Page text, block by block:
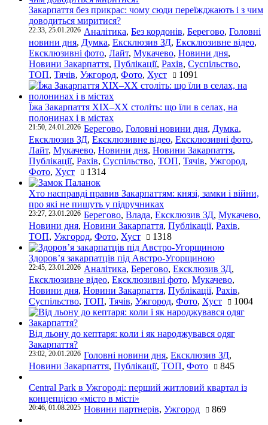
Закарпаття без прикрас: чому сюди переїжджають і з чим
доводиться миритися?
22:33, 25.01.2026 Аналітика, Без кордонів, Берегово, Головні
новини дня, Думка, Ексклюзив ЗД, Ексклюзивне відео,
Ексклюзивні фото, Лайт, Мукачево, Новини дня,
Новини Закарпаття, Публікації, Рахів, Суспільство,
ТОП, Тячів, Ужгород, Фото, Хуст 1091
Їжа Закарпаття ХІХ–ХХ століть: що їли в селах, на
полонинах і в містах
21:50, 24.01.2026 Берегово, Головні новини дня, Думка,
Ексклюзив ЗД, Ексклюзивне відео, Ексклюзивні фото,
Лайт, Мукачево, Новини дня, Новини Закарпаття,
Публікації, Рахів, Суспільство, ТОП, Тячів, Ужгород,
Фото, Хуст 1314
Хто насправді правив Закарпаттям: князі, замки і війни,
про які не пишуть у підручниках
23:27, 23.01.2026 Берегово, Влада, Ексклюзив ЗД, Мукачево,
Новини дня, Новини Закарпаття, Публікації, Рахів,
ТОП, Ужгород, Фото, Хуст 1318
Здоров’я закарпатців під Австро-Угорщиною
22:45, 23.01.2026 Аналітика, Берегово, Ексклюзив ЗД,
Ексклюзивне відео, Ексклюзивні фото, Мукачево,
Новини дня, Новини Закарпаття, Публікації, Рахів,
Суспільство, ТОП, Тячів, Ужгород, Фото, Хуст 1004
Від льону до кептаря: коли і як народжувався одяг
Закарпаття?
23:02, 20.01.2026 Головні новини дня, Ексклюзив ЗД,
Новини Закарпаття, Публікації, ТОП, Фото 845
Central Park в Ужгороді: перший житловий квартал із
концепцією «місто в місті»
20:46, 01.08.2025 Новини партнерів, Ужгород 869